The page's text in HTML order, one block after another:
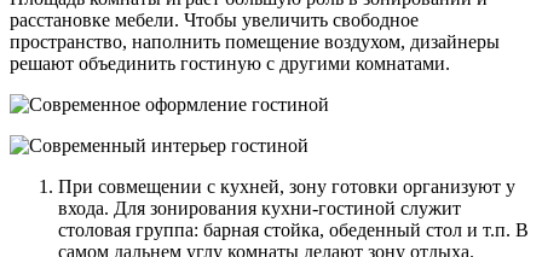
расстановке мебели. Чтобы увеличить свободное
пространство, наполнить помещение воздухом, дизайнеры
решают объединить гостиную с другими комнатами.
При совмещении с кухней, зону готовки организуют у
входа. Для зонирования кухни-гостиной служит
столовая группа: барная стойка, обеденный стол и т.п. В
самом дальнем углу комнаты делают зону отдыха.